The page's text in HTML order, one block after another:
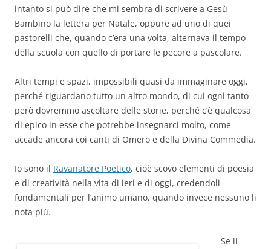
intanto si può dire che mi sembra di scrivere a Gesù
Bambino la lettera per Natale, oppure ad uno di quei
pastorelli che, quando c’era una volta, alternava il tempo
della scuola con quello di portare le pecore a pascolare.
Altri tempi e spazi, impossibili quasi da immaginare oggi,
perché riguardano tutto un altro mondo, di cui ogni tanto
però dovremmo ascoltare delle storie, perché c’è qualcosa
di epico in esse che potrebbe insegnarci molto, come
accade ancora coi canti di Omero e della Divina Commedia.
Io sono il Ravanatore Poetico, cioè scovo elementi di poesia
e di creatività nella vita di ieri e di oggi, credendoli
fondamentali per l’animo umano, quando invece nessuno li
nota più.
Se il